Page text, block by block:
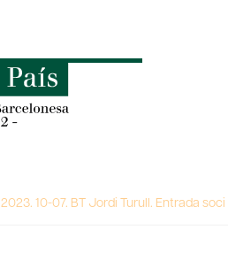
2023. 10-07. BT Jordi Turull. Entrada soci